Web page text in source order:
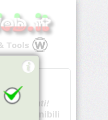
U - -
Spiacenti!
non disponibili